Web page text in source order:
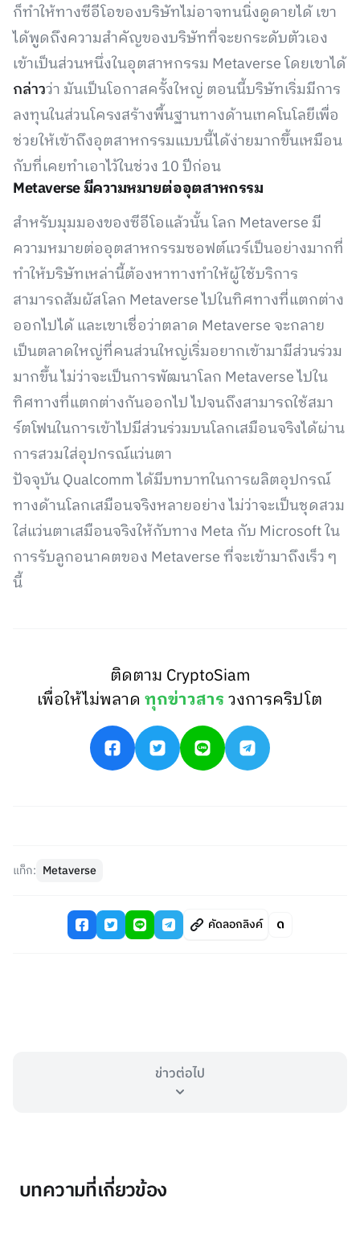
ก็ทำให้ทางซีอีโอของบริษัทไม่อาจทนนิ่งดูดายได้ เขา
ได้พูดถึงความสำคัญของบริษัทที่จะยกระดับตัวเอง
เข้าเป็นส่วนหนึ่งในอุตสาหกรรม Metaverse โดยเขาได้
กล่าวว่า มันเป็นโอกาสครั้งใหญ่ ตอนนี้บริษัทเริ่มมีการ
ลงทุนในส่วนโครงสร้างพื้นฐานทางด้านเทคโนโลยีเพื่อ
ช่วยให้เข้าถึงอุตสาหกรรมแบบนี้ได้ง่ายมากขึ้นเหมือน
กับที่เคยทำเอาไว้ในช่วง 10 ปีก่อน
Metaverse มีความหมายต่ออุตสาหกรรม
สำหรับมุมมองของซีอีโอแล้วนั้น โลก Metaverse มี
ความหมายต่ออุตสาหกรรมซอฟต์แวร์เป็นอย่างมากที่
ทำให้บริษัทเหล่านี้ต้องหาทางทำให้ผู้ใช้บริการ
สามารถสัมผัสโลก Metaverse ไปในทิศทางที่แตกต่าง
ออกไปได้ และเขาเชื่อว่าตลาด Metaverse จะกลาย
เป็นตลาดใหญ่ที่คนส่วนใหญ่เริ่มอยากเข้ามามีส่วนร่วม
มากขึ้น ไม่ว่าจะเป็นการพัฒนาโลก Metaverse ไปใน
ทิศทางที่แตกต่างกันออกไป ไปจนถึงสามารถใช้สมา
ร์ตโฟนในการเข้าไปมีส่วนร่วมบนโลกเสมือนจริงได้ผ่าน
การสวมใส่อุปกรณ์แว่นตา
ปัจจุบัน Qualcomm ได้มีบทบาทในการผลิตอุปกรณ์
ทางด้านโลกเสมือนจริงหลายอย่าง ไม่ว่าจะเป็นชุดสวม
ใส่แว่นตาเสมือนจริงให้กับทาง Meta กับ Microsoft ใน
การรับลูกอนาคตของ Metaverse ที่จะเข้ามาถึงเร็ว ๆ
นี้
ติดตาม CryptoSiam
เพื่อให้ไม่พลาดทุกข่าวสารวงการคริปโต
แท็ก: Metaverse
คัดลอกลิงค์
ข่าวต่อไป
บทความที่เกี่ยวข้อง